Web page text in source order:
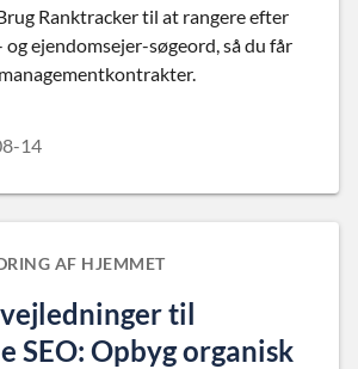
Ranktracker til at rangere efter
ejendomsejer-søgeord, så du får
14
AF HJEMMET
til
SEO: Opbyg organisk